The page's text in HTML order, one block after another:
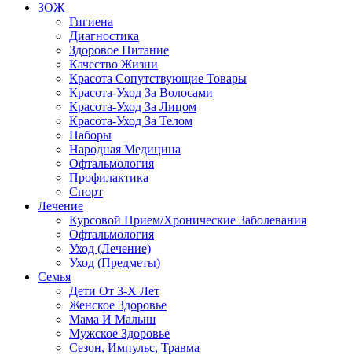
ЗОЖ
Гигиена
Диагностика
Здоровое Питание
Качество Жизни
Красота Сопутствующие Товары
Красота-Уход За Волосами
Красота-Уход За Лицом
Красота-Уход За Телом
Наборы
Народная Медицина
Офтальмология
Профилактика
Спорт
Лечение
Курсовой Прием/Хронические Заболевания
Офтальмология
Уход (Лечение)
Уход (Предметы)
Семья
Дети От 3-Х Лет
Женское Здоровье
Мама И Малыш
Мужское Здоровье
Сезон, Импульс, Травма